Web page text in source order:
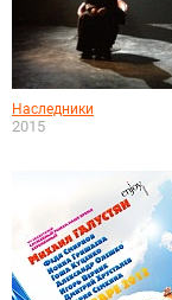
Наследники
2015